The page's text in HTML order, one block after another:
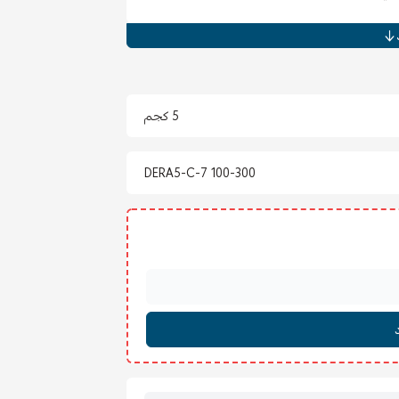
5 كجم
DERA5-C-7 100-300